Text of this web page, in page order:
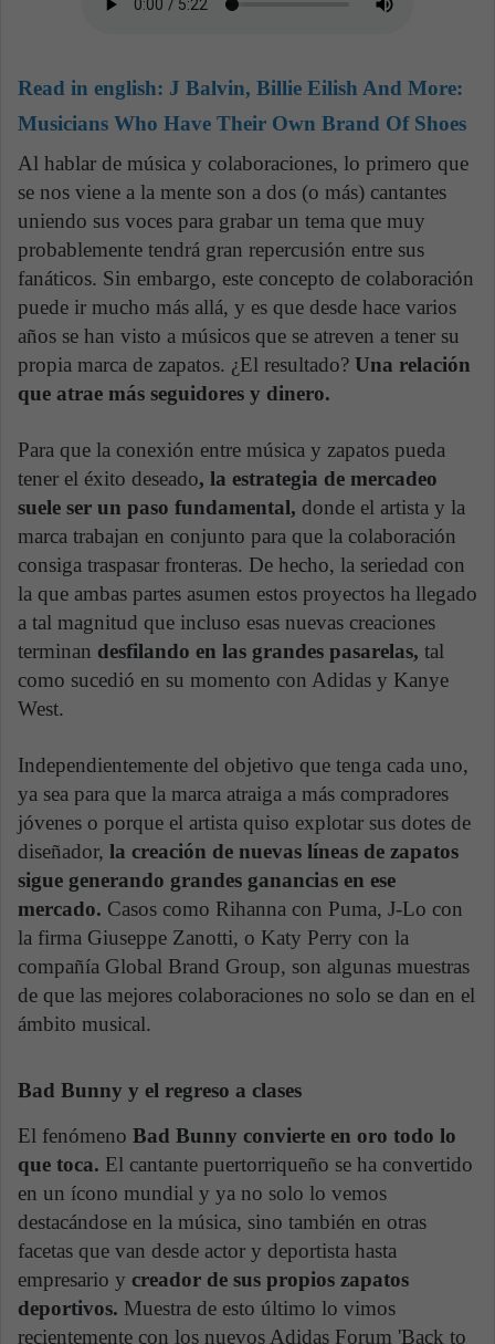
Read in english: J Balvin, Billie Eilish And More:
Musicians Who Have Their Own Brand Of Shoes
Al hablar de música y colaboraciones, lo primero que
se nos viene a la mente son a dos (o más) cantantes
uniendo sus voces para grabar un tema que muy
probablemente tendrá gran repercusión entre sus
fanáticos. Sin embargo, este concepto de colaboración
puede ir mucho más allá, y es que desde hace varios
años se han visto a músicos que se atreven a tener su
propia marca de zapatos. ¿El resultado? Una relación
que atrae más seguidores y dinero.
Para que la conexión entre música y zapatos pueda
tener el éxito deseado, la estrategia de mercadeo
suele ser un paso fundamental, donde el artista y la
marca trabajan en conjunto para que la colaboración
consiga traspasar fronteras. De hecho, la seriedad con
la que ambas partes asumen estos proyectos ha llegado
a tal magnitud que incluso esas nuevas creaciones
terminan desfilando en las grandes pasarelas, tal
como sucedió en su momento con Adidas y Kanye
West.
Independientemente del objetivo que tenga cada uno,
ya sea para que la marca atraiga a más compradores
jóvenes o porque el artista quiso explotar sus dotes de
diseñador, la creación de nuevas líneas de zapatos
sigue generando grandes ganancias en ese
mercado. Casos como Rihanna con Puma, J-Lo con
la firma Giuseppe Zanotti, o Katy Perry con la
compañía Global Brand Group, son algunas muestras
de que las mejores colaboraciones no solo se dan en el
ámbito musical.
Bad Bunny y el regreso a clases
El fenómeno Bad Bunny convierte en oro todo lo
que toca. El cantante puertorriqueño se ha convertido
en un ícono mundial y ya no solo lo vemos
destacándose en la música, sino también en otras
facetas que van desde actor y deportista hasta
empresario y creador de sus propios zapatos
deportivos. Muestra de esto último lo vimos
recientemente con los nuevos Adidas Forum 'Back to